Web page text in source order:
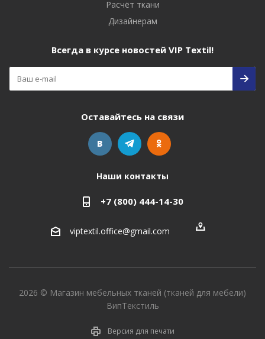
Расчёт ткани
Дизайнерам
Всегда в курсе новостей VIP Textil!
Оставайтесь на связи
Наши контакты
+7 (800) 444-14-30
viptextil.office@gmail.com
2026 © Магазин мебельных тканей (тканей для мебели)
ВипТекстиль
Версия для печати